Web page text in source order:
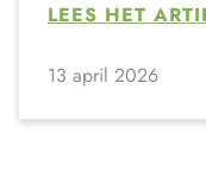
LEES HET
13 april 2026